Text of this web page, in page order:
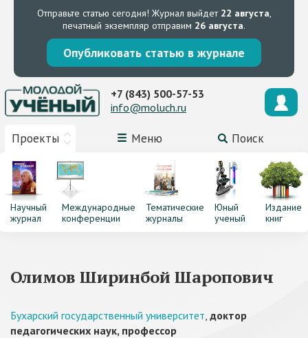
Отправьте статью сегодня! Журнал выйдет 22 августа,
печатный экземпляр отправим 26 августа.
Опубликовать статью в журнале
Проекты Меню Поиск
+7 (843) 500-57-53
info@moluch.ru
Научный
журнал
Международные
конференции
Тематические
журналы
Юный
ученый
Издание
книг
Олимов Ширинбой Шаропович
Бухарский государственный университет, доктор
педагогических наук, профессор